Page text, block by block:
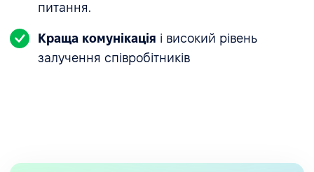
питання.
Краща комунікація і високий рівень
залучення співробітників